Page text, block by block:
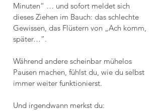
Minuten“ … und sofort meldet sich
dieses Ziehen im Bauch: das schlechte
Gewissen, das Flüstern von „Ach komm,
später…“.
Während andere scheinbar mühelos
Pausen machen, fühlst du, wie du selbst
immer weiter funktionierst.
Und irgendwann merkst du: